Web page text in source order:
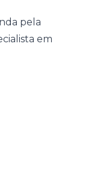
pela
em